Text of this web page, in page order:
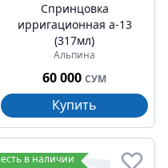
Спринцовка
ирригационная а-13
(317мл)
Альпина
60 000 СУМ
Купить
есть в наличии